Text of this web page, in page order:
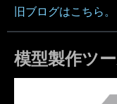
旧ブログはこちら。
模型製作ツ